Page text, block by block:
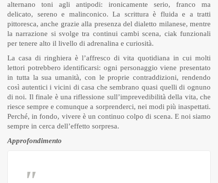
alternano toni agli antipodi: ironicamente serio, franco ma
delicato, sereno e malinconico. La scrittura è fluida e a tratti
pittoresca, anche grazie alla presenza del dialetto milanese, mentre
la narrazione si svolge tra continui cambi scena, ciak funzionali
per tenere alto il livello di adrenalina e curiosità.
La casa di ringhiera è l’affresco di vita quotidiana in cui molti
lettori potrebbero identificarsi: ogni personaggio viene presentato
in tutta la sua umanità, con le proprie contraddizioni, rendendo
così autentici i vicini di casa che sembrano quasi quelli di ognuno
di noi. Il finale è una riflessione sull’imprevedibilità della vita, che
riesce sempre e comunque a sorprenderci, nei modi più inaspettati.
Perché, in fondo, vivere è un continuo colpo di scena. E noi siamo
sempre in cerca dell’effetto sorpresa.
Approfondimento